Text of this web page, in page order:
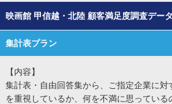
映画館 甲信越・北陸 顧客満足度調査デー
集計表プラン
【内容】
集計表・自由回答集から、ご指定企業に
を重視しているか、何を不満に思ってい